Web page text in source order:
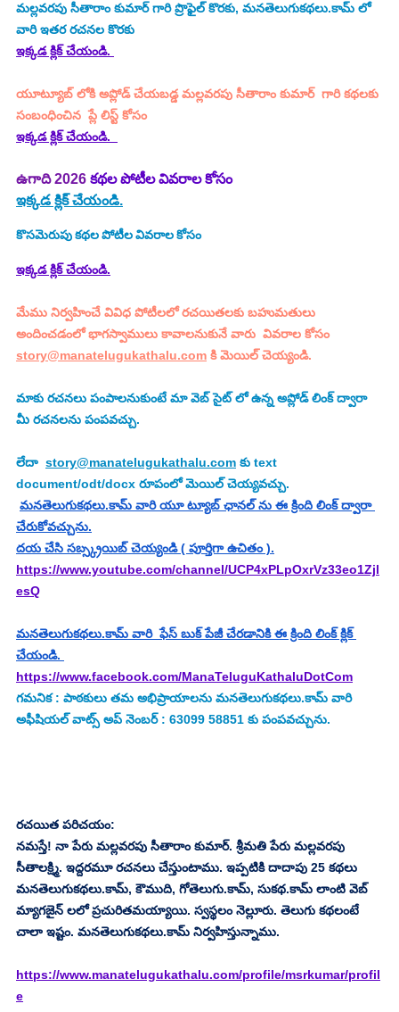
మల్లవరపు సీతారాం కుమార్ గారి ప్రొఫైల్ కొరకు, మనతెలుగుకథలు.కామ్ లో
వారి ఇతర రచనల కొరకు
ఇక్కడ క్లిక్ చేయండి.
యూట్యూబ్ లోకి అప్లోడ్ చేయబడ్డ మల్లవరపు సీతారాం కుమార్  గారి కథలకు
సంబంధించిన  ప్లే లిస్ట్ కోసం
ఇక్కడ క్లిక్ చేయండి.
ఉగాది 2026 కథల పోటీల వివరాల కోసం
ఇక్కడ క్లిక్ చేయండి.
కొసమెరుపు కథల పోటీల వివరాల కోసం
ఇక్కడ క్లిక్ చేయండి.
మేము నిర్వహించే వివిధ పోటీలలో రచయితలకు బహుమతులు
అందించడంలో భాగస్వాములు కావాలనుకునే వారు  వివరాల కోసం
story@manatelugukathalu.com కి మెయిల్ చెయ్యండి.
మాకు రచనలు పంపాలనుకుంటే మా వెబ్ సైట్ లో ఉన్న అప్లోడ్ లింక్ ద్వారా
మీ రచనలను పంపవచ్చు.
లేదా story@manatelugukathalu.com కు text
document/odt/docx రూపంలో మెయిల్ చెయ్యవచ్చు.
మనతెలుగుకథలు.కామ్ వారి యూ ట్యూబ్ ఛానల్ ను ఈ క్రింది లింక్ ద్వారా
చేరుకోవచ్చును.
దయ చేసి సబ్స్క్రయిబ్ చెయ్యండి ( పూర్తిగా ఉచితం ).
https://www.youtube.com/channel/UCP4xPLpOxrVz33eo1Zjl
esQ
మనతెలుగుకథలు.కామ్ వారి  ఫేస్ బుక్ పేజీ చేరడానికి ఈ క్రింది లింక్ క్లిక్
చేయండి.
https://www.facebook.com/ManaTeluguKathaluDotCom
గమనిక : పాఠకులు తమ అభిప్రాయాలను మనతెలుగుకథలు.కామ్ వారి
అఫీషియల్ వాట్స్ అప్ నెంబర్ : 63099 58851 కు పంపవచ్చును.
రచయిత పరిచయం:
నమస్తే! నా పేరు మల్లవరపు సీతారాం కుమార్. శ్రీమతి పేరు మల్లవరపు
సీతాలక్ష్మి. ఇద్దరమూ రచనలు చేస్తుంటాము. ఇప్పటికి దాదాపు 25 కథలు
మనతెలుగుకథలు.కామ్, కౌముది, గోతెలుగు.కామ్, సుకథ.కామ్ లాంటి వెబ్
మ్యాగజైన్ లలో ప్రచురితమయ్యాయి. స్వస్థలం నెల్లూరు. తెలుగు కథలంటే
చాలా ఇష్టం. మనతెలుగుకథలు.కామ్ నిర్వహిస్తున్నాము.
https://www.manatelugukathalu.com/profile/msrkumar/profil
e